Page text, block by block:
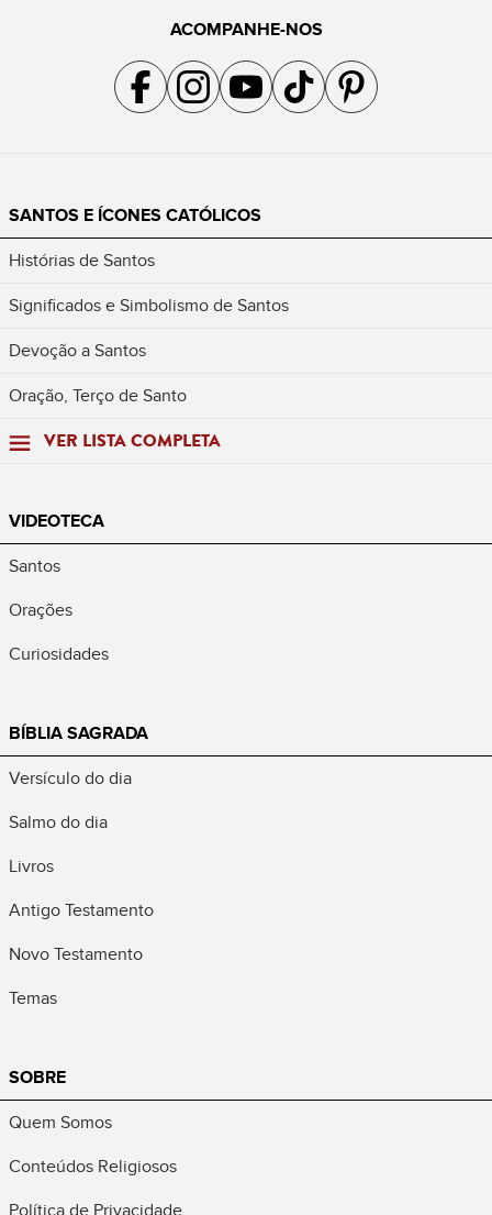
ACOMPANHE-NOS
Acompanhe a gente no Facebook
Acompanhe a gente no Instagram
Acompanhe a gente no YouTube
Acompanhe a gente no TikTok
Acompanhe a gente no
SANTOS E ÍCONES CATÓLICOS
Histórias de Santos
Significados e Simbolismo de Santos
Devoção a Santos
Oração, Terço de Santo
VER LISTA COMPLETA
VIDEOTECA
Santos
Orações
Curiosidades
BÍBLIA SAGRADA
Versículo do dia
Salmo do dia
Livros
Antigo Testamento
Novo Testamento
Temas
SOBRE
Quem Somos
Conteúdos Religiosos
Política de Privacidade